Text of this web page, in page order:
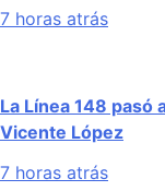
7 horas atrás
La Línea 148 pasó
Vicente López
7 horas atrás